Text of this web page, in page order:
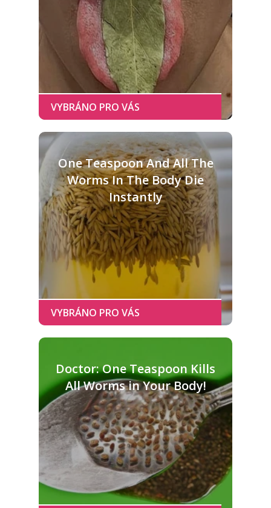
One Teaspoon And All The
Worms In The Body Die
Instantly
Doctor: One Teaspoon Kills
All Worms in Your Body!